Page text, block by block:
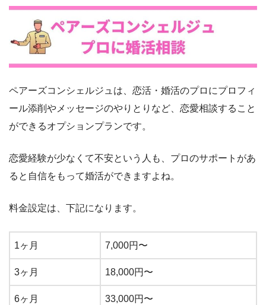
ペアーズコンシェルジュは、恋活・婚活のプロにプロフィ
ール添削やメッセージのやりとりなど、恋愛相談すること
ができるオプションプランです。
恋愛経験が少なくて不安という人も、プロのサポートがあ
ると自信をもって婚活ができますよね。
料金設定は、下記になります。
1ヶ月 7,000円〜
3ヶ月 18,000円〜
6ヶ月 33,000円〜